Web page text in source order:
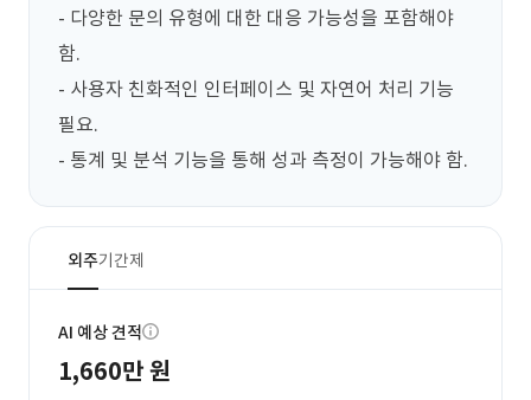
- 다양한 문의 유형에 대한 대응 가능성을 포함해야
함.
- 사용자 친화적인 인터페이스 및 자연어 처리 기능
필요.
- 통계 및 분석 기능을 통해 성과 측정이 가능해야 함.
외주기간제
AI 예상 견적
1,660만 원